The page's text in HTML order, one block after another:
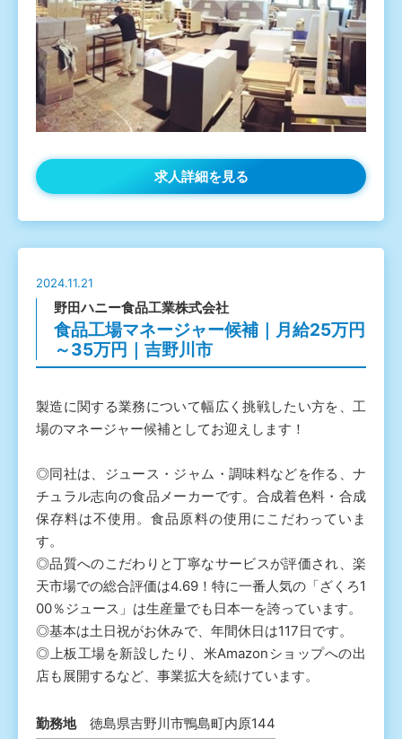
求人詳細を見る
2024.11.21
野田ハニー食品工業株式会社
食品工場マネージャー候補｜月給25万円
～35万円｜吉野川市
製造に関する業務について幅広く挑戦したい方を、工
場のマネージャー候補としてお迎えします！
◎同社は、ジュース・ジャム・調味料などを作る、ナ
チュラル志向の食品メーカーです。合成着色料・合成
保存料は不使用。食品原料の使用にこだわっていま
す。
◎品質へのこだわりと丁寧なサービスが評価され、楽
天市場での総合評価は4.69！特に一番人気の「ざくろ1
00％ジュース」は生産量でも日本一を誇っています。
◎基本は土日祝がお休みで、年間休日は117日です。
◎上板工場を新設したり、米Amazonショップへの出
店も展開するなど、事業拡大を続けています。
勤務地 徳島県吉野川市鴨島町内原144